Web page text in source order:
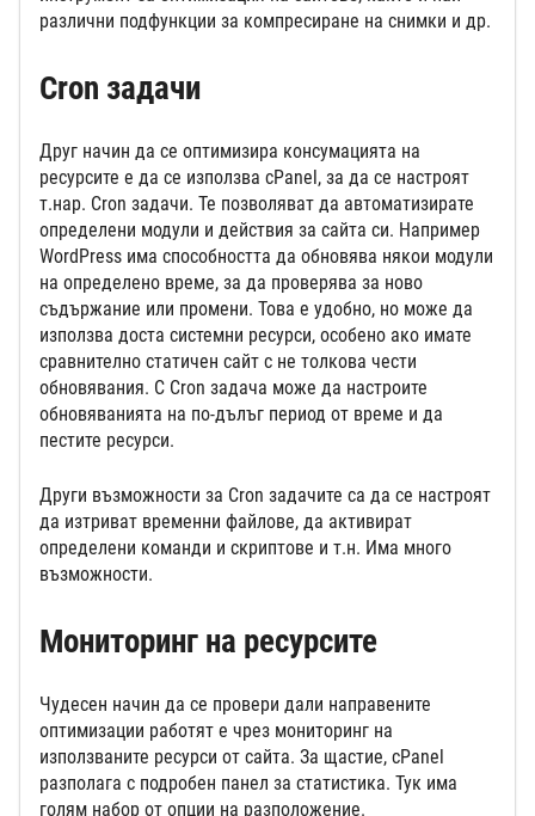
различни подфункции за компресиране на снимки и др.
Cron задачи
Друг начин да се оптимизира консумацията на
ресурсите е да се използва cPanel, за да се настроят
т.нар. Cron задачи. Те позволяват да автоматизирате
определени модули и действия за сайта си. Например
WordPress има способността да обновява някои модули
на определено време, за да проверява за ново
съдържание или промени. Това е удобно, но може да
използва доста системни ресурси, особено ако имате
сравнително статичен сайт с не толкова чести
обновявания. С Cron задача може да настроите
обновяванията на по-дълъг период от време и да
пестите ресурси.
Други възможности за Cron задачите са да се настроят
да изтриват временни файлове, да активират
определени команди и скриптове и т.н. Има много
възможности.
Мониторинг на ресурсите
Чудесен начин да се провери дали направените
оптимизации работят е чрез мониторинг на
използваните ресурси от сайта. За щастие, cPanel
разполага с подробен панел за статистика. Тук има
голям набор от опции на разположение.